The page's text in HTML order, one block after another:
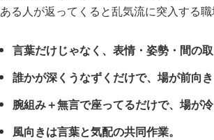
ある人が返ってくると乱気流に突入する職
言葉だけじゃなく、表情・姿勢・間の
誰かが深くうなずくだけで、場が前向
腕組み＋無言で座ってるだけで、場が
風向きは言葉と気配の共同作業。